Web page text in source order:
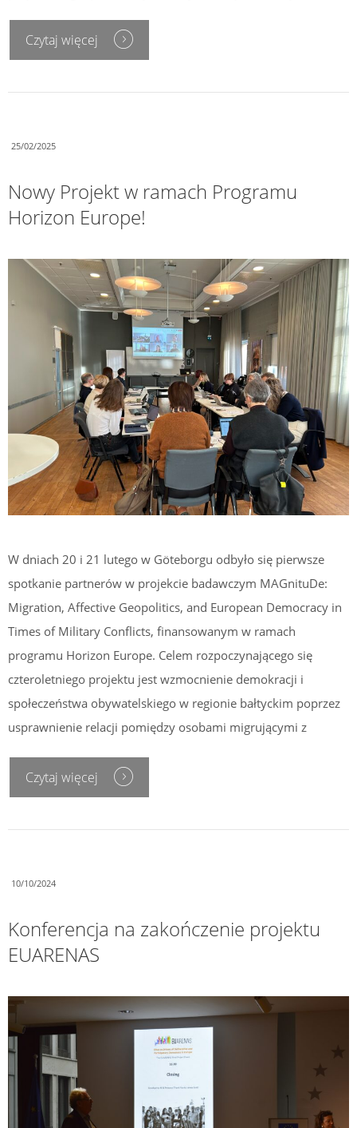
Czytaj więcej
25/02/2025
Nowy Projekt w ramach Programu
Horizon Europe!
W dniach 20 i 21 lutego w Göteborgu odbyło się pierwsze
spotkanie partnerów w projekcie badawczym MAGnituDe:
Migration, Affective Geopolitics, and European Democracy in
Times of Military Conflicts, finansowanym w ramach
programu Horizon Europe. Celem rozpoczynającego się
czteroletniego projektu jest wzmocnienie demokracji i
społeczeństwa obywatelskiego w regionie bałtyckim poprzez
usprawnienie relacji pomiędzy osobami migrującymi z
Czytaj więcej
10/10/2024
Konferencja na zakończenie projektu
EUARENAS